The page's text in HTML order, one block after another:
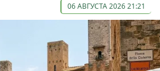
06 АВГУСТА 2026 21:21